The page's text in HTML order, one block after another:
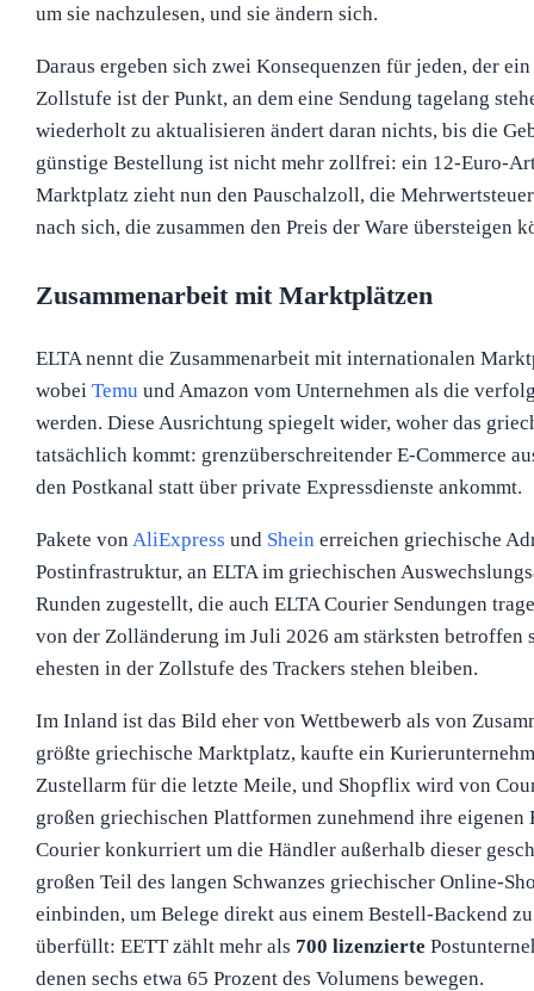
um sie nachzulesen, und sie ändern sich.
Daraus ergeben sich zwei Konsequenzen für jeden, der
Zollstufe ist der Punkt, an dem eine Sendung tagelang
wiederholt zu aktualisieren ändert daran nichts, bis die
günstige Bestellung ist nicht mehr zollfrei: ein 12-Euro-
Marktplatz zieht nun den Pauschalzoll, die
nach sich, die zusammen den Preis der Ware übersteigen
Zusammenarbeit mit Marktplätzen
ELTA nennt die Zusammenarbeit mit internationalen
wobei Temu und Amazon vom Unternehmen als die
werden. Diese Ausrichtung spiegelt wider, woher das
tatsächlich kommt: grenzüberschreitender E-Commerce
den Postkanal statt über private Expressdienste ankommt.
Pakete von AliExpress und Shein erreichen griechische
Postinfrastruktur, an ELTA im griechischen
Runden zugestellt, die auch ELTA Courier Sendungen
von der Zolländerung im Juli 2026 am stärksten betroffen
ehesten in der Zollstufe des Trackers stehen bleiben.
Im Inland ist das Bild eher von Wettbewerb als von
größte griechische Marktplatz, kaufte ein
Zustellarm für die letzte Meile, und Shopflix wird von
großen griechischen Plattformen zunehmend ihre eigenen
Courier konkurriert um die Händler außerhalb dieser
großen Teil des langen Schwanzes griechischer Online-
einbinden, um Belege direkt aus einem Bestell-Backend
überfüllt: EETT zählt mehr als 700 lizenzierte
denen sechs etwa 65 Prozent des Volumens bewegen.